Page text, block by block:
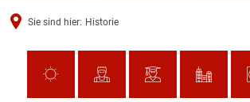
Sie sind hier: Historie